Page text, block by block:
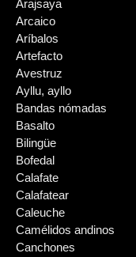
Arajsaya
Arcaico
Aríbalos
Artefacto
Avestruz
Ayllu, ayllo
Bandas nómadas
Basalto
Bilingüe
Bofedal
Calafate
Calafatear
Caleuche
Camélidos andinos
Canchones